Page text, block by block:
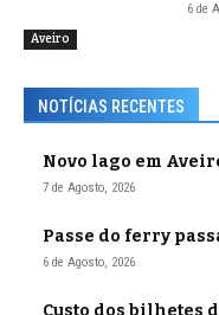
Aveiro
6 de
NOTÍCIAS RECENTES
Novo lago em
7 de Agosto, 2026
Passe do ferry
6 de Agosto, 2026
Custo dos bilhetes